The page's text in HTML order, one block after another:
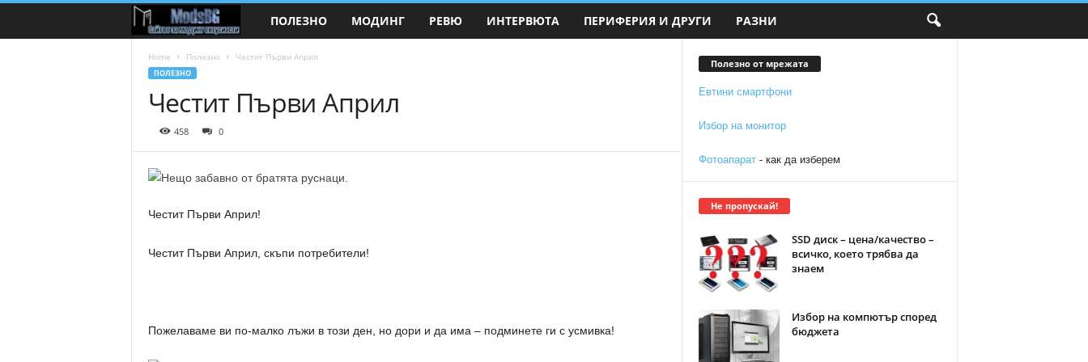
o
ПОЛЕЗНО МОДИНГ РЕВЮ ИНТЕРВЮТА ПЕРИФЕРИЯ И ДРУГИ РАЗНИ
Home Полезно Честит Първи Април
ПОЛЕЗНО
Честит Първи Април
458 0
Честит Първи Април!
Честит Първи Април, скъпи потребители!
Пожелаваме ви по-малко лъжи в този ден, но дори и да има – подминете ги с усмивка!
Полезно от мрежата
Евтини смартфони
Избор на монитор
Фотоапарат- как да изберем
Не пропускай!
SSD диск – цена/качество –
всичко, което трябва да
знаем
Избор на компютър според
бюджета